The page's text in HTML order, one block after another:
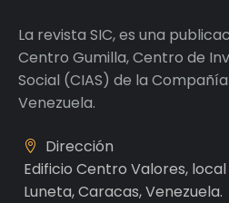
La revista SIC, es una
Centro Gumilla, Centro de
Social (CIAS) de la
Venezuela.
Dirección
Edificio Centro Valores, local
Luneta, Caracas, Venezuela.